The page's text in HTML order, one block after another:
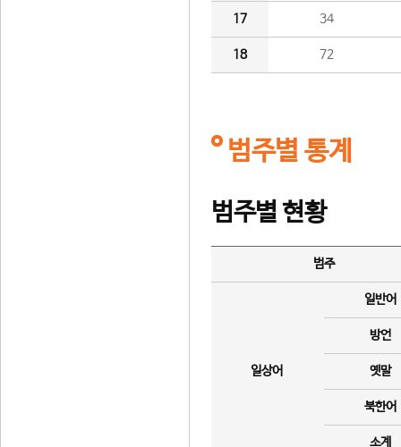
17 34
18 72
범주별 통계
범주별 현황
범주
일상어
일반어
방언
옛말
북한어
소계